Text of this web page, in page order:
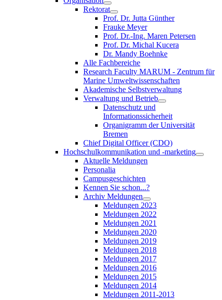
Rektorat
Prof. Dr. Jutta Günther
Frauke Meyer
Prof. Dr.-Ing. Maren Petersen
Prof. Dr. Michal Kucera
Dr. Mandy Boehnke
Alle Fachbereiche
Research Faculty MARUM - Zentrum für
Marine Umweltwissenschaften
Akademische Selbstverwaltung
Verwaltung und Betrieb
Datenschutz und
Informationssicherheit
Organigramm der Universität
Bremen
Chief Digital Officer (CDO)
Hochschulkommunikation und -marketing
Aktuelle Meldungen
Personalia
Campusgeschichten
Kennen Sie schon...?
Archiv Meldungen
Meldungen 2023
Meldungen 2022
Meldungen 2021
Meldungen 2020
Meldungen 2019
Meldungen 2018
Meldungen 2017
Meldungen 2016
Meldungen 2015
Meldungen 2014
Meldungen 2011-2013